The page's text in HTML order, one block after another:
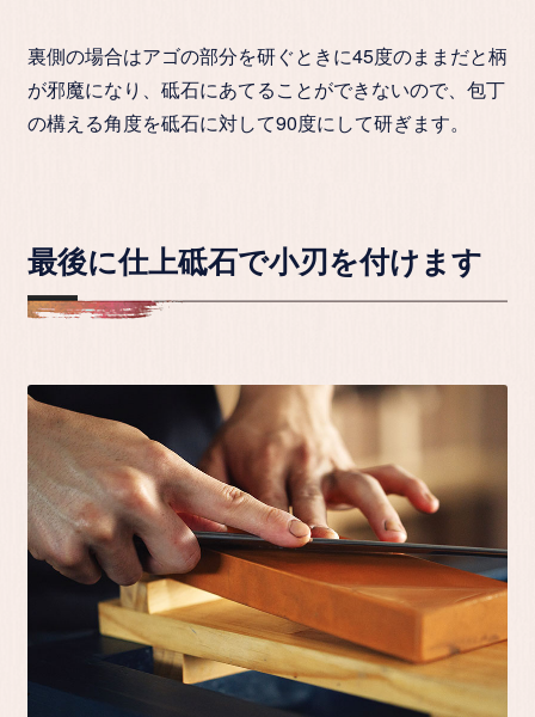
裏側の場合はアゴの部分を研ぐときに45度のままだと柄
が邪魔になり、砥石にあてることができないので、包丁
の構える角度を砥石に対して90度にして研ぎます。
最後に仕上砥石で小刃を付けます